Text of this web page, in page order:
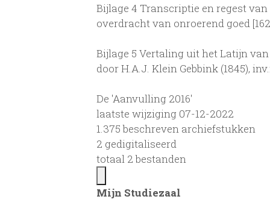
Bijlage 4 Transcriptie en regest
overdracht van onroerend goed
Bijlage 5 Vertaling uit het Latijn
door H.A.J. Klein Gebbink (1845),
De 'Aanvulling 2016'
laatste wijziging 07-12-2022
1.375 beschreven archiefstukken
2 gedigitaliseerd
totaal 2 bestanden
Mijn Studiezaal